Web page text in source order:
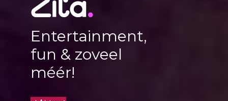
Entertainment,
fun & zoveel
méér!